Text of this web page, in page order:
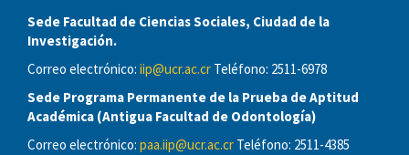
Sede Facultad de Ciencias Sociales, Ciudad de la
Investigación.
Correo electrónico: iip@ucr.ac.cr Teléfono: 2511-6978
Sede Programa Permanente de la Prueba de Aptitud
Académica (Antigua Facultad de Odontología)
Correo electrónico: paa.iip@ucr.ac.cr Teléfono: 2511-4385